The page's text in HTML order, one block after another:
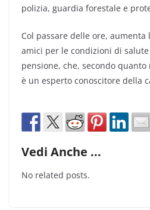
polizia, guardia forestale e
Col passare delle ore, aumenta
amici per le condizioni di
pensione, che, secondo
è un esperto conoscitore della
Vedi Anche ...
No related posts.